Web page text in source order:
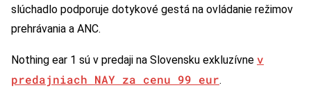
slúchadlo podporuje dotykové gestá na ovládanie režimov
prehrávania a ANC.
Nothing ear 1 sú v predaji na Slovensku exkluzívne v
predajniach NAY za cenu 99 eur.